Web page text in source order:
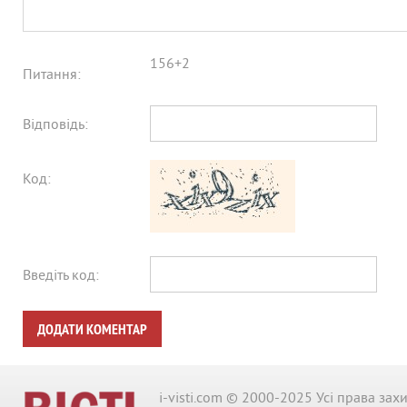
Питання:
156+2
Відповідь:
Код:
Введіть код:
ДОДАТИ КОМЕНТАР
i-visti.com © 2000-2025 Усі права